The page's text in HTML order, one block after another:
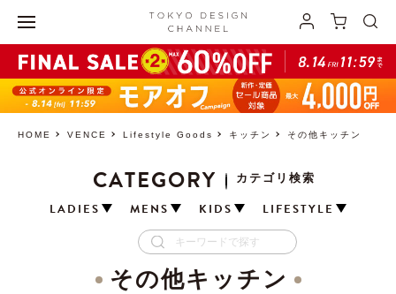
HOME VENCE Lifestyle Goods キッチン その他キッチン
CATEGORY
カテゴリ検索
LADIES
MENS KIDS LIFESTYLE
その他キッチン